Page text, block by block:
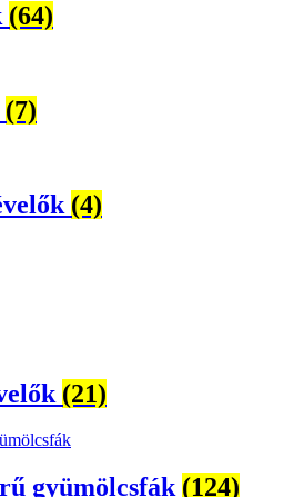
(64)
(7)
(4)
(21)
gyümölcsfák (124)